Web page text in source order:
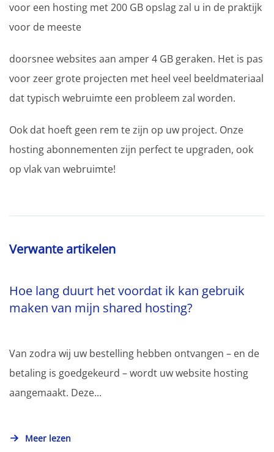
voor een hosting met 200 GB opslag zal u in de praktijk
voor de meeste
doorsnee websites aan amper 4 GB geraken. Het is pas
voor zeer grote projecten met heel veel beeldmateriaal
dat typisch webruimte een probleem zal worden.
Ook dat hoeft geen rem te zijn op uw project. Onze
hosting abonnementen zijn perfect te upgraden, ook
op vlak van webruimte!
Verwante artikelen
Hoe lang duurt het voordat ik kan gebruik
maken van mijn shared hosting?
Van zodra wij uw bestelling hebben ontvangen – en de
betaling is goedgekeurd – wordt uw website hosting
aangemaakt. Deze...
Meer lezen